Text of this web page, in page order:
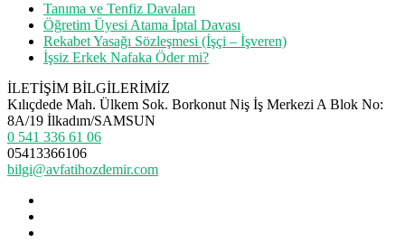
Tanıma ve Tenfiz Davaları
Öğretim Üyesi Atama İptal Davası
Rekabet Yasağı Sözleşmesi (İşçi – İşveren)
İşsiz Erkek Nafaka Öder mi?
İLETİŞİM BİLGİLERİMİZ
Kılıçdede Mah. Ülkem Sok. Borkonut Niş İş Merkezi A Blok No:
8A/19 İlkadım/SAMSUN
0 541 336 61 06
05413366106
bilgi@avfatihozdemir.com